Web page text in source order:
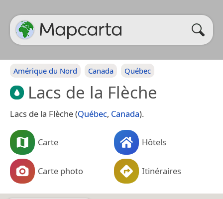
Amérique du Nord Canada Québec
Lacs de la Flèche
Lacs de la Flèche (Québec, Canada).
Carte Hôtels
Carte photo Itinéraires